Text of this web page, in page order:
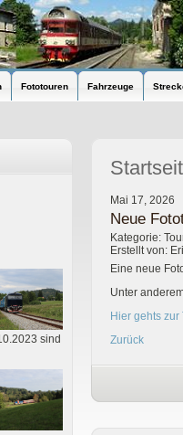
Fototouren Fahrzeuge
sind
Mai 17, 2026
Neue
Kategorie:
Erstellt von:
Eine neue
Unter
Hier gehts zur
Zurück